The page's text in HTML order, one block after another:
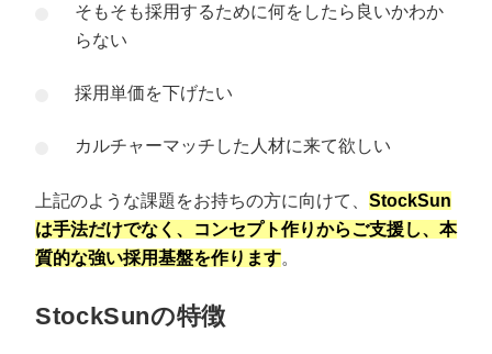
そもそも採用するために何をしたら良いかわか
らない
採用単価を下げたい
カルチャーマッチした人材に来て欲しい
上記のような課題をお持ちの方に向けて、 StockSun
は手法だけでなく、コンセプト作りからご支援し、本
質的な強い採用基盤を作ります。
StockSunの特徴